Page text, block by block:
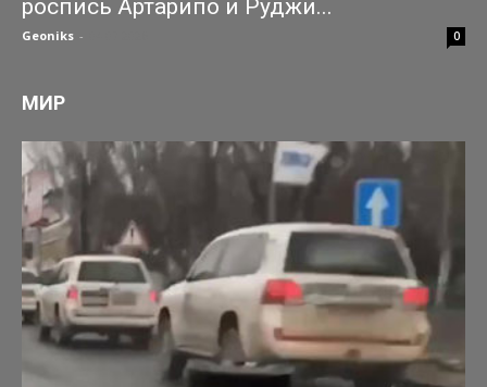
роспись Артарипо и Руджи...
Geoniks - 0
МИР